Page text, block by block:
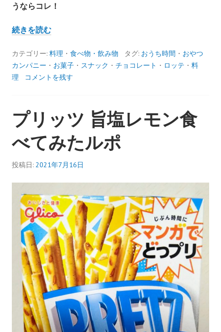
うならコレ！
続きを読む【バ
レ
シ
ピ】
ス
タ
ー
ラ
ー
メ
ン
の
チ
ョ
コ
レ
ー
ト
バ
ー
ク
作
カテゴリー: 料理 ・ 食べ物・飲み物 タグ: おうち時間 ・ おやつ
カンパニー ・ お菓子 ・ スナック ・ チョコレート ・ ロッテ ・ 料
理
コメントを残す
プリッツ 旨塩レモン食
べてみたルポ
投稿日: 2021年7月16日